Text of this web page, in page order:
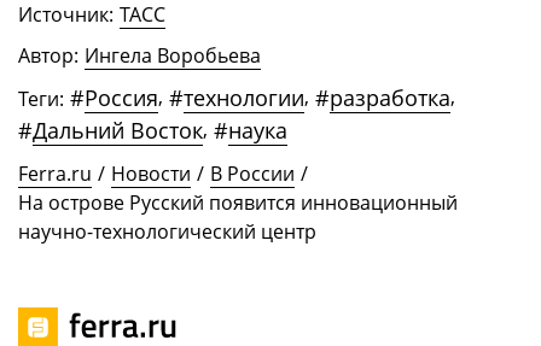
Источник: ТАСС
Автор: Ингела Воробьева
Теги: #Россия, #технологии, #разработка,
#Дальний Восток, #наука
Ferra.ru / Новости / В России /
На острове Русский появится инновационный
научно-технологический центр